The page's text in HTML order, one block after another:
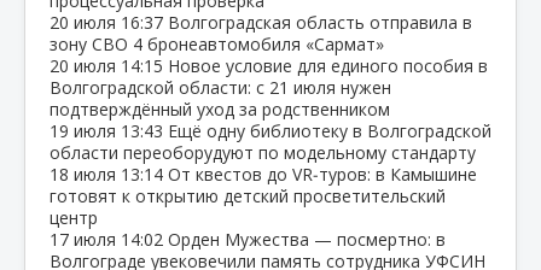
20 июля 16:37 Волгоградская область отправила в
зону СВО 4 бронеавтомобиля «Сармат»
20 июля 14:15 Новое условие для единого пособия в
Волгоградской области: с 21 июля нужен
подтверждённый уход за родственником
19 июля 13:43 Ещё одну библиотеку в Волгоградской
области переоборудуют по модельному стандарту
18 июля 13:14 От квестов до VR‑туров: в Камышине
готовят к открытию детский просветительский
центр
17 июля 14:02 Орден Мужества — посмертно: в
Волгограде увековечили память сотрудника УФСИН